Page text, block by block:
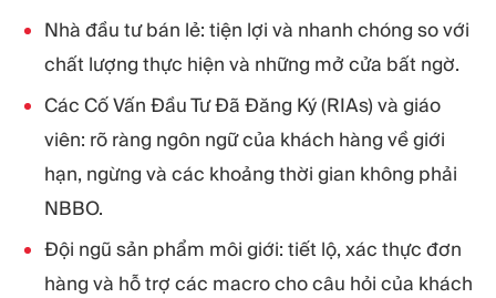
Nhà đầu tư bán lẻ: tiện lợi và nhanh chóng so với
chất lượng thực hiện và những mở cửa bất ngờ.
Các Cố Vấn Đầu Tư Đã Đăng Ký (RIAs) và giáo
viên: rõ ràng ngôn ngữ của khách hàng về giới
hạn, ngừng và các khoảng thời gian không phải
NBBO.
Đội ngũ sản phẩm môi giới: tiết lộ, xác thực đơn
hàng và hỗ trợ các macro cho câu hỏi của khách